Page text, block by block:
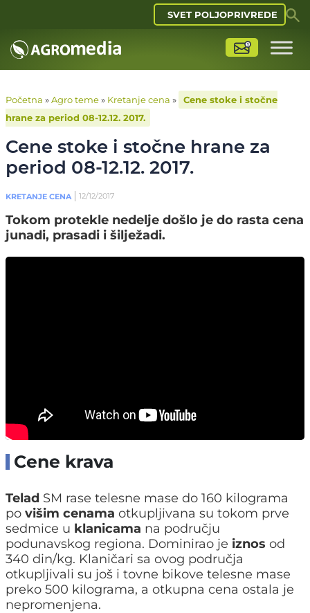
SVET POLJOPRIVREDE
Početna »Agro teme» Kretanje cena »
Cene stoke i stočne
hrane za period 08-12.12. 2017.
Cene stoke i stočne hrane za
period 08-12.12. 2017.
KRETANJE CENA 12/12/2017
Tokom protekle nedelje došlo je do rasta cena
junadi, prasadi i šilježadi.
Cene krava
Telad SM rase telesne mase do 160 kilograma
po višim cenama otkupljivana su tokom prve
sedmice u klanicama na području
podunavskog regiona. Dominirao je iznos od
340 din/kg. Klaničari sa ovog područja
otkupljivali su još i tovne bikove telesne mase
preko 500 kilograma, a otkupna cena ostala je
nepromenjena.